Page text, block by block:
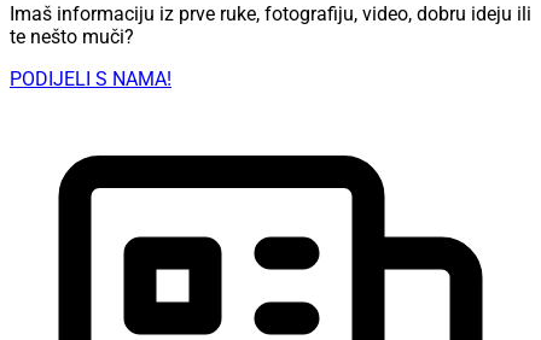
Imaš informaciju iz prve ruke, fotografiju, video, dobru ideju ili
te nešto muči?
PODIJELI S NAMA!